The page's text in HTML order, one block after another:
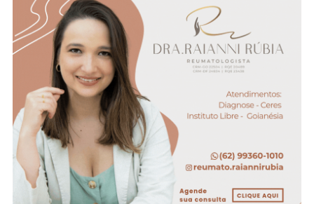
Foram
Apreendidos